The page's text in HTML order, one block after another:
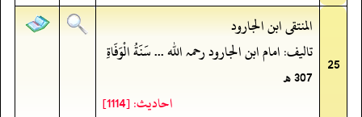
25
المنتقى ابن الجارود
تالیف: امام ابن الجارود رحمہ اللہ ... سَنَةُ الْوَفَاةِ
307 ھ
احادیث: [1114]